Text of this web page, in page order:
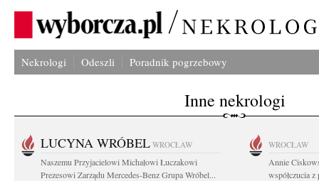
Nekrologi Odeszli Poradnik pogrzebowy
Inne nekrologi
LUCYNA WRÓBEL WROCŁAW
Naszemu Przyjacielowi Michałowi Łuczakowi
Prezesowi Zarządu Mercedes-Benz Grupa Wróbel...
WROCŁAW
Annie
współczucia